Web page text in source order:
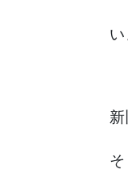
い
新
そ